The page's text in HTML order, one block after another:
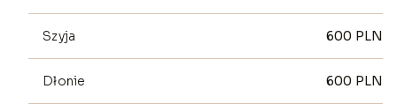
Szyja 600 PLN
Dłonie 600 PLN